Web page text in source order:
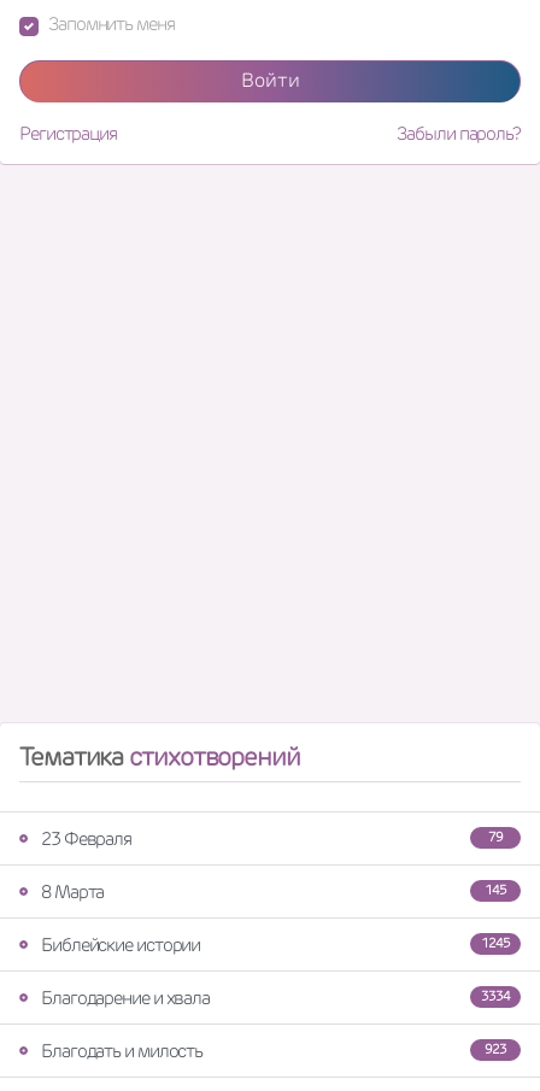
Запомнить меня
Войти
Регистрация Забыли пароль?
Тематикастихотворений
79
23 Февраля
145
8 Марта
1245
Библейские истории
3334
Благодарение и хвала
923
Благодать и милость